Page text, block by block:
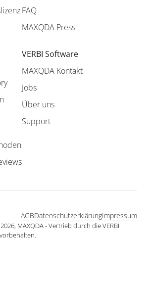
FAQ
MAXQDA Press
VERBI Software
MAXQDA Kontakt
Jobs
Über uns
Support
MAXQDA - Vertrieb durch die VERBI
Impressum
Datenschutzerklärung
AGB